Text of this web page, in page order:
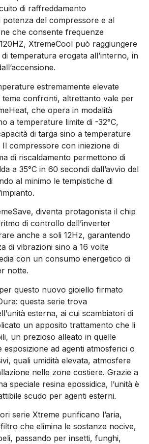
di raffreddamento
potenza del compressore e al
che consente frequenze
XtremeCool può raggiungere
di temperatura erogata all’interno, in
estremamente elevate
teme confronti, altrettanto vale per
che opera in modalità
a temperature limite di -32°C,
di targa sino a temperature
Il compressore con iniezione di
di riscaldamento permettono di
a 35°C in 60 secondi dall’avvio del
al minimo le tempistiche di
diventa protagonista il chip
di controllo dell’inverter
anche a soli 12Hz, garantendo
di vibrazioni sino a 16 volte
con un consumo energetico di
notte.
questo nuovo gioiello firmato
questa serie trova
esterna, ai cui scambiatori di
un apposito trattamento che li
un prezioso alleato in quelle
esposizione ad agenti atmosferici o
quali umidità elevata, atmosfere
nelle zone costiere. Grazie a
speciale resina epossidica, l’unità è
scudo per agenti esterni.
serie Xtreme purificano l’aria,
che elimina le sostanze nocive,
passando per insetti, funghi,